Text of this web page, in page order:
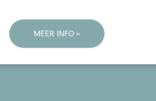
MEER INFO »